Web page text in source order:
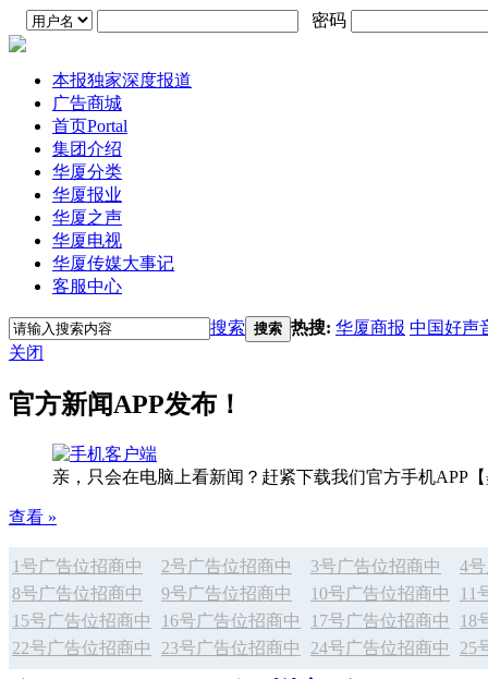
密码
本报独家深度报道
广告商城
首页Portal
集团介绍
华厦分类
华厦报业
华厦之声
华厦电视
华厦传媒大事记
客服中心
搜索 搜索 热搜: 华厦商报 中国好声
关闭
官方新闻APP发布！
亲，只会在电脑上看新闻？赶紧下载我们官方手机APP
查看 »
1号广告位招商中 2号广告位招商中 3号广告位招商中
4
8号广告位招商中
9号广告位招商中 10号广告位招商中
11
15号广告位招商中
16号广告位招商中 17号广告位招商中
18
22号广告位招商中
23号广告位招商中 24号广告位招商中 25